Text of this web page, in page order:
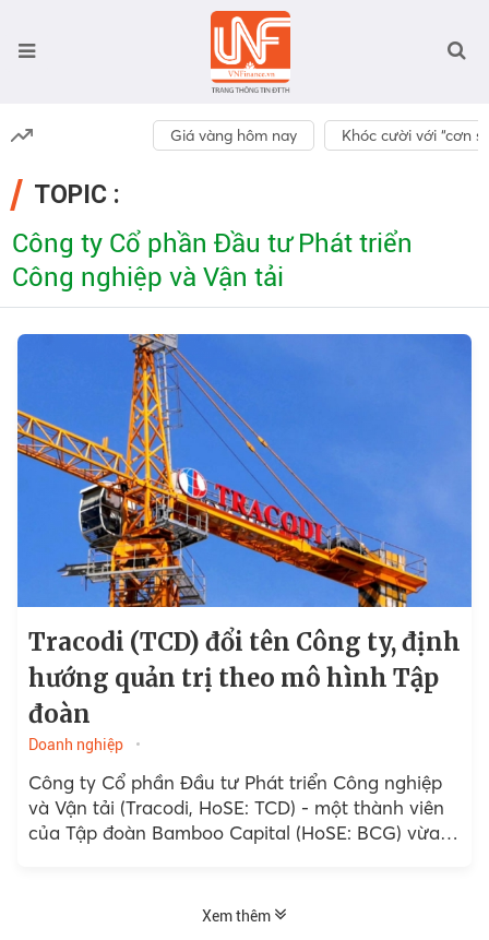
Giá vàng hôm nay Khóc cười với “cơn
TOPIC :
Công ty Cổ phần Đầu tư Phát triển
Công nghiệp và Vận tải
Tracodi (TCD) đổi tên Công ty, định
hướng quản trị theo mô hình Tập
đoàn
Doanh nghiệp
Công ty Cổ phần Đầu tư Phát triển Công nghiệp
và Vận tải (Tracodi, HoSE: TCD) - một thành viên
của Tập đoàn Bamboo Capital (HoSE: BCG) vừa
Xem thêm